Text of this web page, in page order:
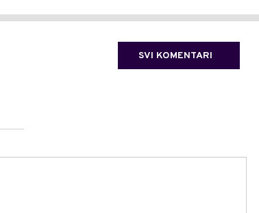
SVI KOMENTARI